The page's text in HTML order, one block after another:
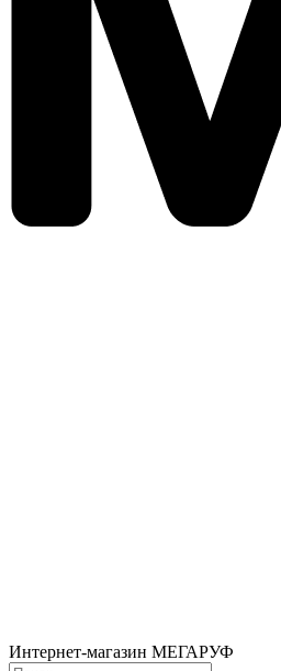
Интернет-магазин МЕГАРУФ